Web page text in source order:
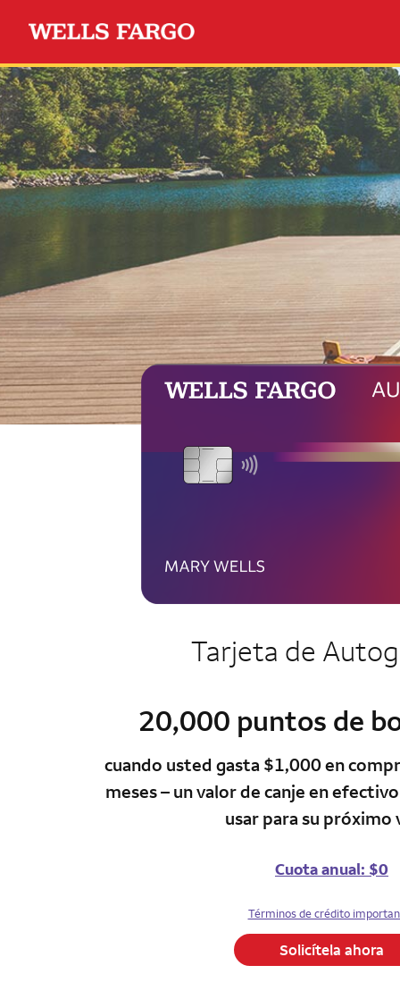
Tarjeta Wells Fargo
Tarjeta de
column 1
20,000 puntos de
cuando usted gasta $1,000 en
meses – un valor de canje en
usar para su próximo
Cuota anual: $0
Términos de crédito
Solicítela ahora